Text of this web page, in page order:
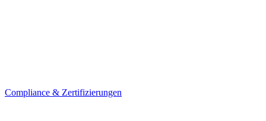
Compliance & Zertifizierungen